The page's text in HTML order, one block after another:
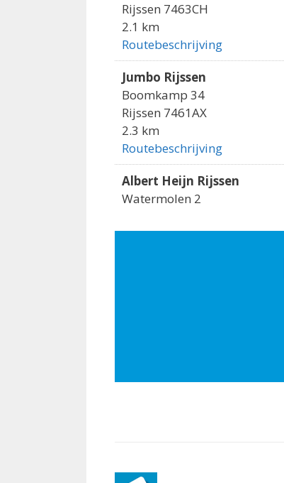
Rijssen 7463CH
2.1 km
Routebeschrijving
Jumbo Rijssen
Boomkamp 34
Rijssen 7461AX
2.3 km
Routebeschrijving
Albert Heijn Rijssen
Watermolen 2
2.4 km